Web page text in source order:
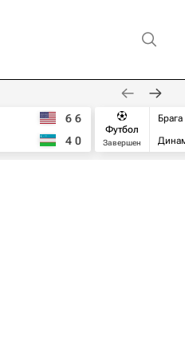
6 6
4 0
Футбол
Завершен
Брага